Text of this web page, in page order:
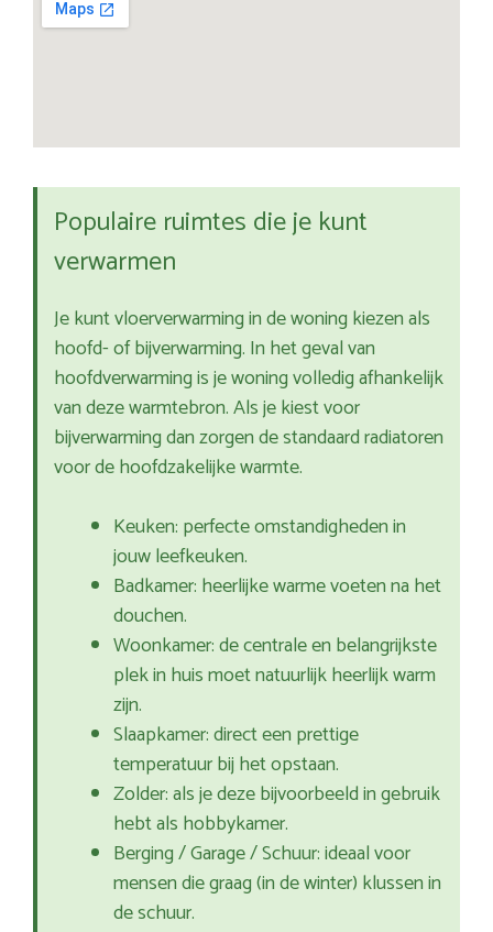
Populaire ruimtes die je kunt
verwarmen
Je kunt vloerverwarming in de woning kiezen als
hoofd- of bijverwarming. In het geval van
hoofdverwarming is je woning volledig afhankelijk
van deze warmtebron. Als je kiest voor
bijverwarming dan zorgen de standaard radiatoren
voor de hoofdzakelijke warmte.
Keuken: perfecte omstandigheden in
jouw leefkeuken.
Badkamer: heerlijke warme voeten na het
douchen.
Woonkamer: de centrale en belangrijkste
plek in huis moet natuurlijk heerlijk warm
zijn.
Slaapkamer: direct een prettige
temperatuur bij het opstaan.
Zolder: als je deze bijvoorbeeld in gebruik
hebt als hobbykamer.
Berging / Garage / Schuur: ideaal voor
mensen die graag (in de winter) klussen in
de schuur.